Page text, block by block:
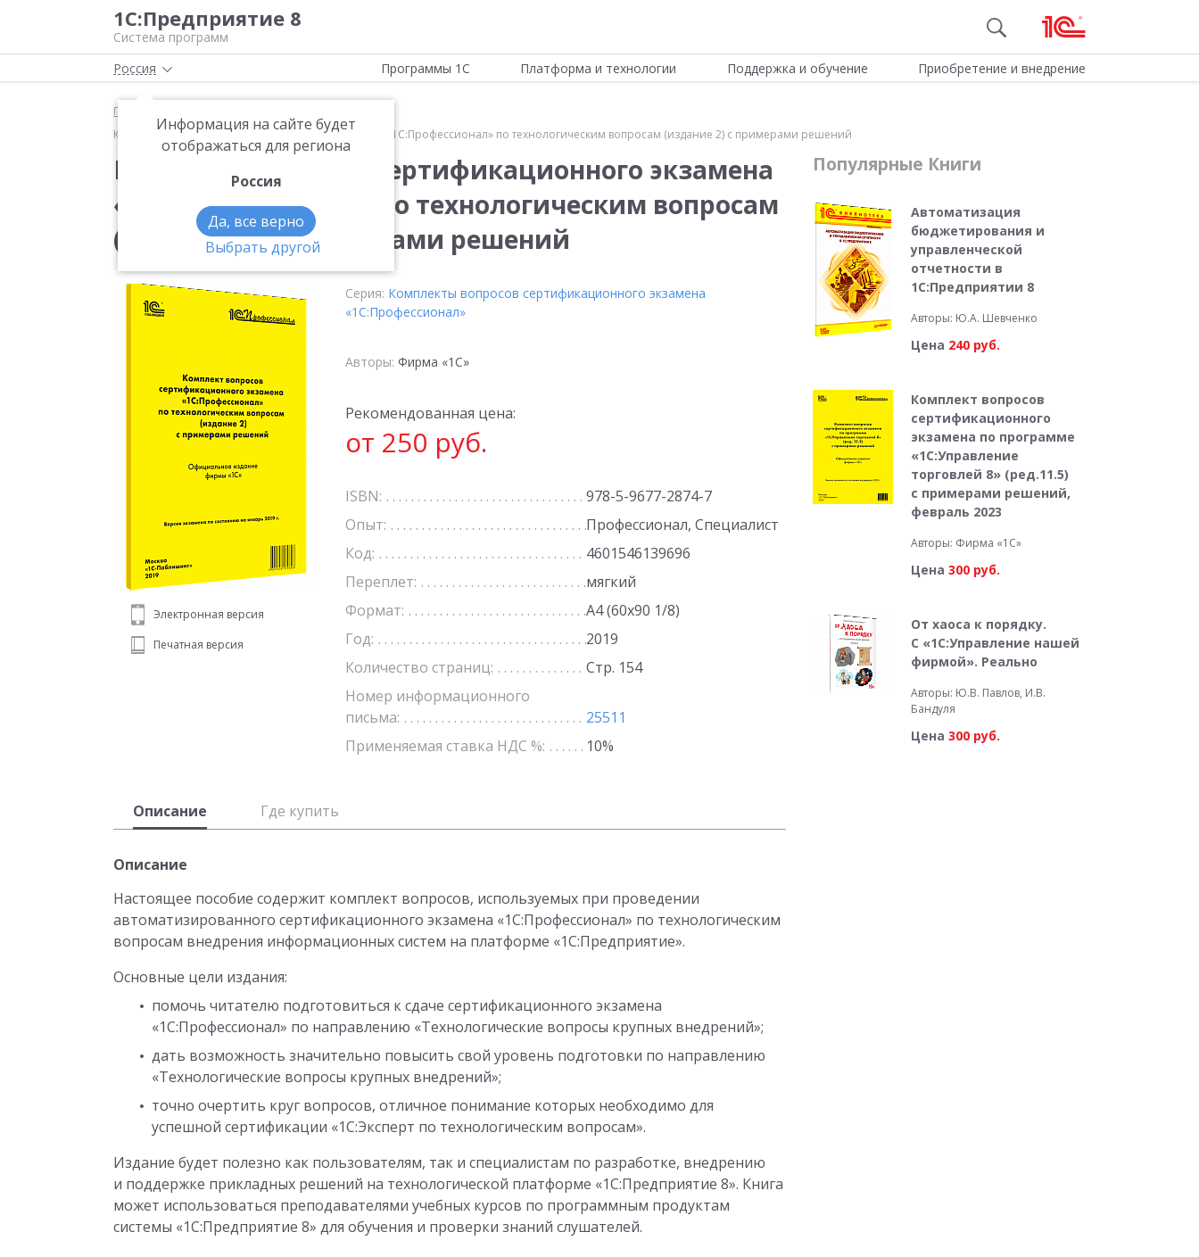
1С:Предприятие 8
Система программ
Россия
Информация на сайте будет
отображаться для региона
Россия
Да, все верно
Выбрать другой
Программы 1С Платформа и технологии Поддержка и обучение Приобретение и внедрение
Главная
Комплект вопросов сертификационного экзамена «1С:Профессионал» по технологическим вопросам (издание 2) с примерами решений
Комплект вопросов сертификационного экзамена
«1С:Профессионал» по технологическим вопросам
(издание 2) с примерами решений
Электронная версия
Печатная версия
Серия: Комплекты вопросов сертификационного экзамена
«1С:Профессионал»
Авторы: Фирма «1С»
Рекомендованная цена:
от 250 руб.
ISBN:
978-5-9677-2874-7
Опыт:
Профессионал, Специалист
Код:
4601546139696
Переплет:
мягкий
Формат:
А4 (60х90 1/8)
Год:
2019
Количество страниц:
Стр. 154
Номер информационного
письма:
25511
Применяемая ставка НДС %:
10%
Описание Где купить
Описание
Настоящее пособие содержит комплект вопросов, используемых при проведении
автоматизированного сертификационного экзамена «1С:Профессионал» по технологическим
вопросам внедрения информационных систем на платформе «1С:Предприятие».
Основные цели издания:
помочь читателю подготовиться к сдаче сертификационного экзамена
«1С:Профессионал» по направлению «Технологические вопросы крупных внедрений»;
дать возможность значительно повысить свой уровень подготовки по направлению
«Технологические вопросы крупных внедрений»;
точно очертить круг вопросов, отличное понимание которых необходимо для
успешной сертификации «1С:Эксперт по технологическим вопросам».
Издание будет полезно как пользователям, так и специалистам по разработке, внедрению
и поддержке прикладных решений на технологической платформе «1С:Предприятие 8». Книга
может использоваться преподавателями учебных курсов по программным продуктам
системы «1С:Предприятие 8» для обучения и проверки знаний слушателей.
Популярные Книги
Автоматизация
бюджетирования и
управленческой
отчетности в
1С:Предприятии 8
Авторы: Ю.А. Шевченко
Цена 240 руб.
Комплект вопросов
сертификационного
экзамена по программе
«1С:Управление
торговлей 8» (ред.11.5)
с примерами решений,
февраль 2023
Авторы: Фирма «1С»
Цена 300 руб.
От хаоса к порядку.
С «1С:Управление нашей
фирмой». Реально
Авторы: Ю.В. Павлов, И.В.
Бандуля
Цена 300 руб.